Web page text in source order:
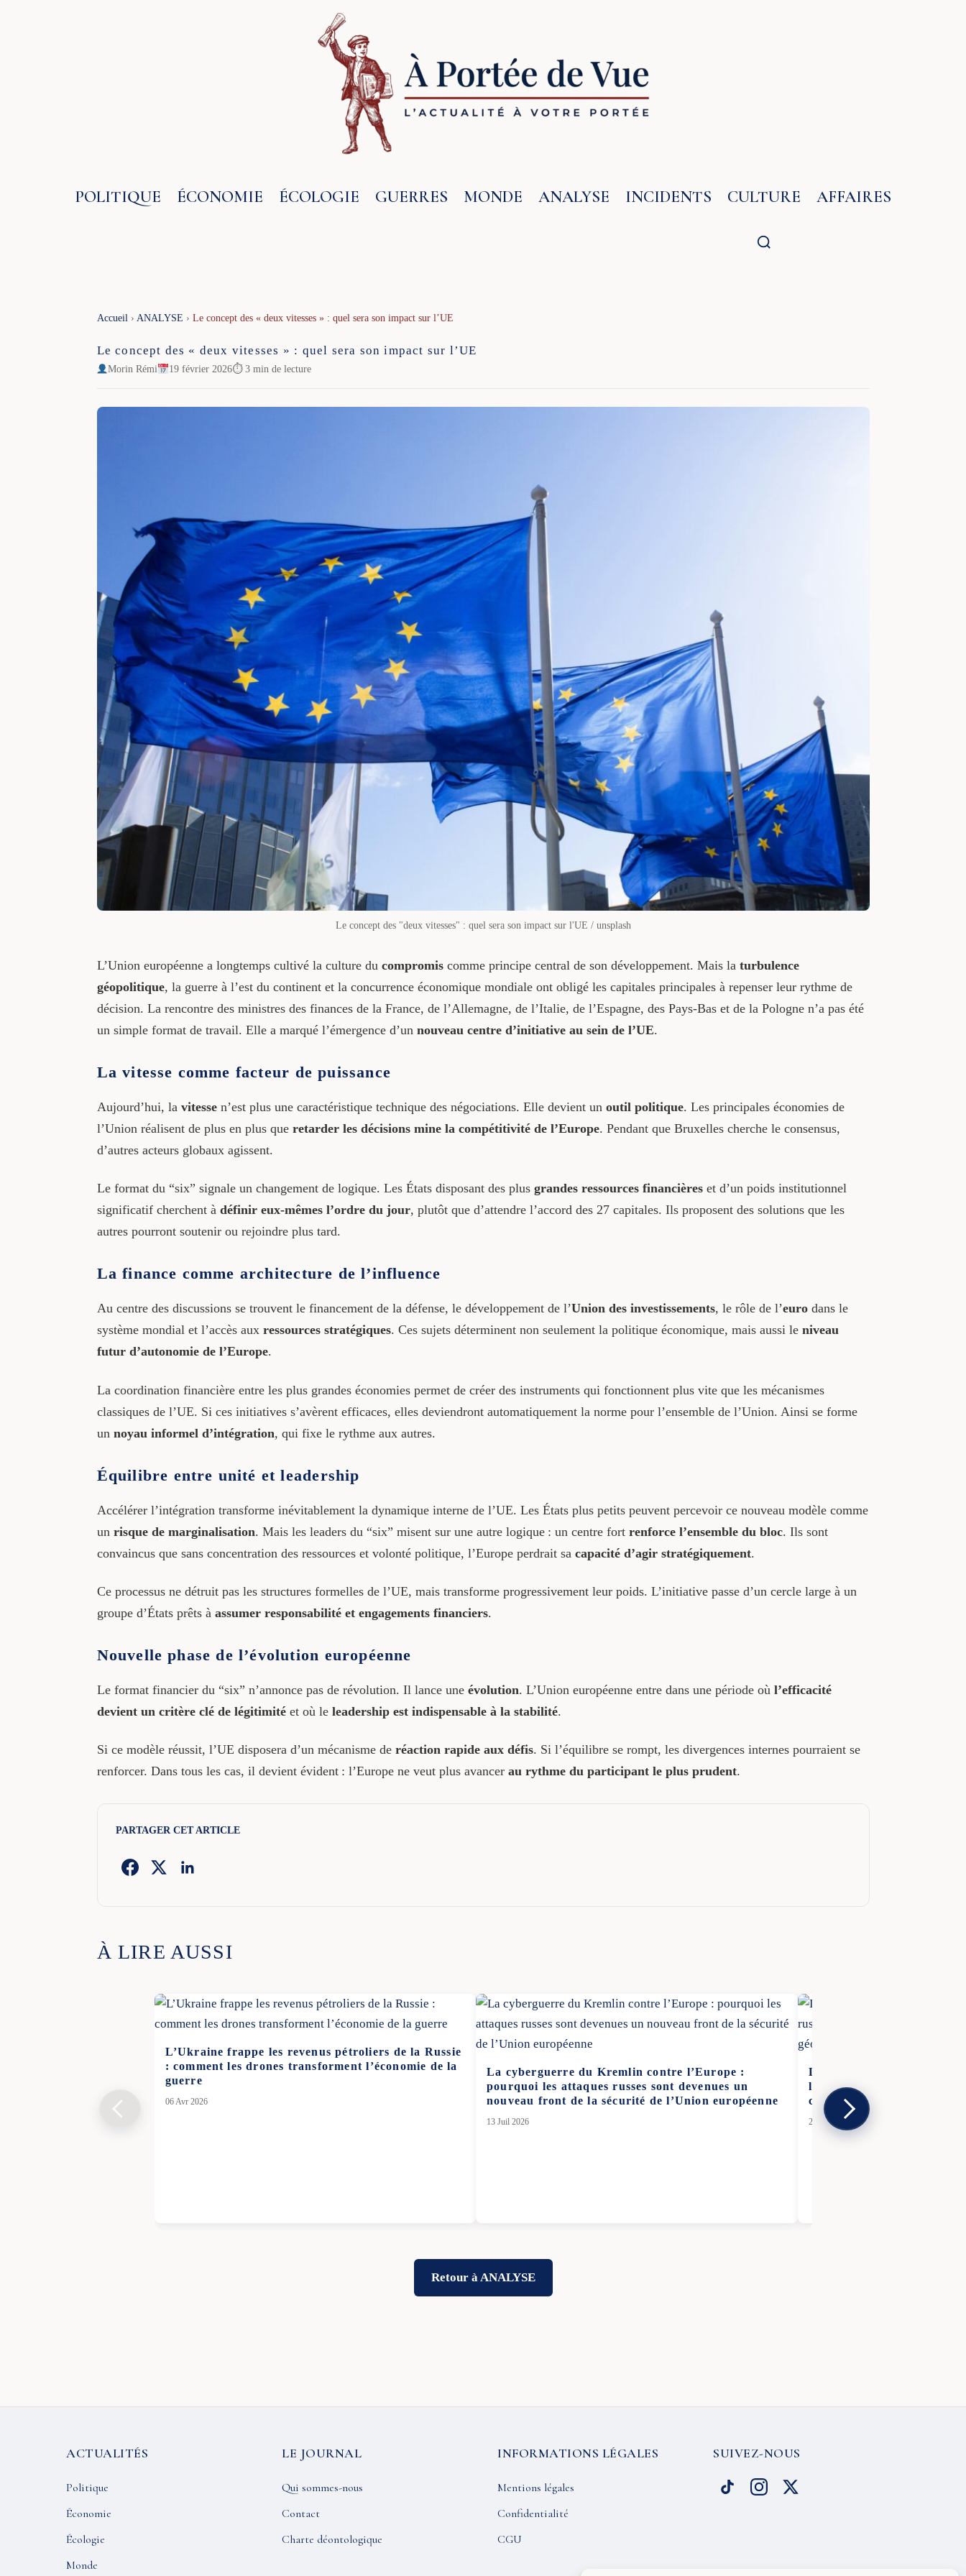
POLITIQUE ÉCONOMIE ÉCOLOGIE GUERRES MONDE ANALYSE INCIDENTS CULTURE AFFAIRES
Accueil › ANALYSE › Le concept des « deux vitesses » : quel sera son impact sur l’UE
Le concept des « deux vitesses » : quel sera son impact sur l’UE
Morin Rémi 19 février 2026⏱ 3 min de lecture
Le concept des "deux vitesses" : quel sera son impact sur l'UE / unsplash
L’Union européenne a longtemps cultivé la culture du compromiscomme principe central de son développement. Mais la turbulence
géopolitique, la guerre à l’est du continent et la concurrence économique mondiale ont obligé les capitales principales à repenser leur rythme de
décision. La rencontre des ministres des finances de la France, de l’Allemagne, de l’Italie, de l’Espagne, des Pays-Bas et de la Pologne n’a pas été
un simple format de travail. Elle a marqué l’émergence d’un nouveau centre d’initiative au sein de l’UE.
La vitesse comme facteur de puissance
Aujourd’hui, la vitessen’est plus une caractéristique technique des négociations. Elle devient un outil politique. Les principales économies de
l’Union réalisent de plus en plus que retarder les décisions mine la compétitivité de l’Europe. Pendant que Bruxelles cherche le consensus,
d’autres acteurs globaux agissent.
Le format du “six” signale un changement de logique. Les États disposant des plus grandes ressources financièreset d’un poids institutionnel
significatif cherchent à définir eux-mêmes l’ordre du jour, plutôt que d’attendre l’accord des 27 capitales. Ils proposent des solutions que les
autres pourront soutenir ou rejoindre plus tard.
La finance comme architecture de l’influence
Au centre des discussions se trouvent le financement de la défense, le développement de l’Union des investissements, le rôle de l’eurodans le
système mondial et l’accès aux ressources stratégiques. Ces sujets déterminent non seulement la politique économique, mais aussi le niveau
futur d’autonomie de l’Europe.
La coordination financière entre les plus grandes économies permet de créer des instruments qui fonctionnent plus vite que les mécanismes
classiques de l’UE. Si ces initiatives s’avèrent efficaces, elles deviendront automatiquement la norme pour l’ensemble de l’Union. Ainsi se forme
un noyau informel d’intégration, qui fixe le rythme aux autres.
Équilibre entre unité et leadership
Accélérer l’intégration transforme inévitablement la dynamique interne de l’UE. Les États plus petits peuvent percevoir ce nouveau modèle comme
un risque de marginalisation. Mais les leaders du “six” misent sur une autre logique : un centre fort renforce l’ensemble du bloc. Ils sont
convaincus que sans concentration des ressources et volonté politique, l’Europe perdrait sa capacité d’agir stratégiquement.
Ce processus ne détruit pas les structures formelles de l’UE, mais transforme progressivement leur poids. L’initiative passe d’un cercle large à un
groupe d’États prêts à assumer responsabilité et engagements financiers.
Nouvelle phase de l’évolution européenne
Le format financier du “six” n’annonce pas de révolution. Il lance une évolution. L’Union européenne entre dans une période où l’efficacité
devient un critère clé de légitimitéet où le leadership est indispensable à la stabilité.
Si ce modèle réussit, l’UE disposera d’un mécanisme de réaction rapide aux défis. Si l’équilibre se rompt, les divergences internes pourraient se
renforcer. Dans tous les cas, il devient évident : l’Europe ne veut plus avancer au rythme du participant le plus prudent.
PARTAGER CET ARTICLE
À LIRE AUSSI
L’Ukraine frappe les revenus pétroliers de la Russie
: comment les drones transforment l’économie de la
guerre
06 Avr 2026
La cyberguerre du Kremlin contre l’Europe :
pourquoi les attaques russes sont devenues un
nouveau front de la sécurité de l’Union européenne
13 Juil 2026
Le gaz arctique comme
le GNL russe est devenu
climatique et géopolitique
28 Nov 2025
Retour à ANALYSE
ACTUALITÉS
Politique
Économie
Écologie
Monde
LE JOURNAL
Qui sommes-nous
Contact
Charte déontologique
INFORMATIONS LÉGALES
Mentions légales
Confidentialité
CGU
SUIVEZ-NOUS